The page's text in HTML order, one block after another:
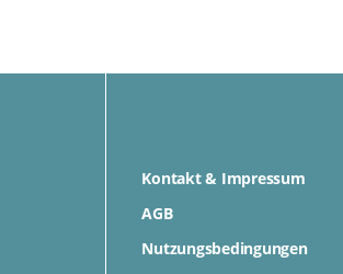
Kontakt & Impressum
AGB
Nutzungsbedingungen